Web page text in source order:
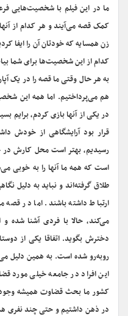
ما در این فیلم با شخصیت‌هایی
کمک قصه می‌آیند و هر کدام از
زن همسایه که خودتان آن را ایفا
کدام از این شخصیت‌ها برای شما
به هر حال وقتی ما قصه را در یک
هم می‌پرداختیم. اما همه این
در یکی از آنها بازی کردم، برایم
قرار بود آرایشگاهی از خودش
رسیدیم، بهتر است محل کارش در
است که همه ما آنها را به خوبی
طلاق گرفته‌اند و نباید به دلیل
ارتباط داشته باشند. اما در
می‌کند، حالا با فردی آشنا شده
دخترش بگوید. اتفاقا یکی از
روبه‌رو شده است. به همین دلیل
این افراد در جامعه خیلی مورد
کشور ما بحث قضاوت همیشه وجود
در ذهن داشتیم و حتی چند نفری هم